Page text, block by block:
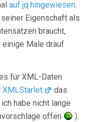
auf jq hingewiesen.
Eigenschaft als
braucht,
Male drauf
für XML-Daten
XMLStarlet
das
habe nicht lange
offen
).